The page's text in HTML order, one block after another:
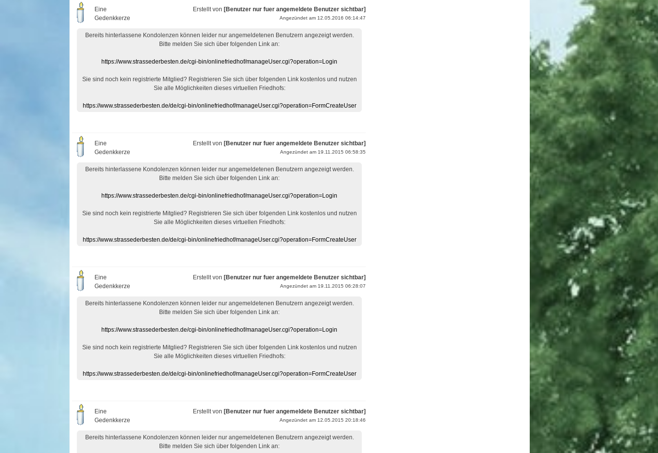
Eine
Gedenkkerze
Erstellt von [Benutzer nur fuer angemeldete Benutzer sichtbar]
Angezündet am 12.05.2016 06:14:47
Bereits hinterlassene Kondolenzen können leider nur angemeldetenen Benutzern angezeigt werden.
Bitte melden Sie sich über folgenden Link an:
https://www.strassederbesten.de/cgi-bin/onlinefriedhof/manageUser.cgi?operation=Login
Sie sind noch kein registrierte Mitglied? Registrieren Sie sich über folgenden Link kostenlos und nutzen
Sie alle Möglichkeiten dieses virtuellen Friedhofs:
https://www.strassederbesten.de/de/cgi-bin/onlinefriedhof/manageUser.cgi?operation=FormCreateUser
Eine
Gedenkkerze
Erstellt von [Benutzer nur fuer angemeldete Benutzer sichtbar]
Angezündet am 19.11.2015 06:58:35
Bereits hinterlassene Kondolenzen können leider nur angemeldetenen Benutzern angezeigt werden.
Bitte melden Sie sich über folgenden Link an:
https://www.strassederbesten.de/cgi-bin/onlinefriedhof/manageUser.cgi?operation=Login
Sie sind noch kein registrierte Mitglied? Registrieren Sie sich über folgenden Link kostenlos und nutzen
Sie alle Möglichkeiten dieses virtuellen Friedhofs:
https://www.strassederbesten.de/de/cgi-bin/onlinefriedhof/manageUser.cgi?operation=FormCreateUser
Eine
Gedenkkerze
Erstellt von [Benutzer nur fuer angemeldete Benutzer sichtbar]
Angezündet am 19.11.2015 06:28:07
Bereits hinterlassene Kondolenzen können leider nur angemeldetenen Benutzern angezeigt werden.
Bitte melden Sie sich über folgenden Link an:
https://www.strassederbesten.de/cgi-bin/onlinefriedhof/manageUser.cgi?operation=Login
Sie sind noch kein registrierte Mitglied? Registrieren Sie sich über folgenden Link kostenlos und nutzen
Sie alle Möglichkeiten dieses virtuellen Friedhofs:
https://www.strassederbesten.de/de/cgi-bin/onlinefriedhof/manageUser.cgi?operation=FormCreateUser
Eine
Gedenkkerze
Erstellt von [Benutzer nur fuer angemeldete Benutzer sichtbar]
Angezündet am 12.05.2015 20:18:46
Bereits hinterlassene Kondolenzen können leider nur angemeldetenen Benutzern angezeigt werden.
Bitte melden Sie sich über folgenden Link an: